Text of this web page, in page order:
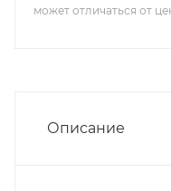
может отличаться от
Описание